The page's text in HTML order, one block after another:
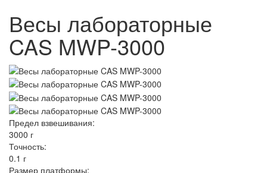
Весы лабораторные
CAS MWP-3000
Предел взвешивания:
3000 г
Точность:
0.1 г
Размер платформы: